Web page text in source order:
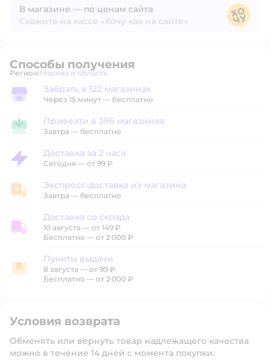
В магазине — по ценам сайта
Скажите на кассе «Хочу как на сайте»
Способы получения
Регион: Выбор адреса доставки.
Москва и область
Забрать в магазине
Забрать в 122 магазинах
Через 15 минут — бесплатно
Привезти в магазин
Привезти в 396 магазинов
Завтра — бесплатно
Доставка за 2 часа
Доставка за 2 часа
Сегодня — от 99 ₽
Экспресс-доставка из магазина
Экспресс-доставка из магазина
Завтра — бесплатно
Доставка со склада
Доставка со склада
10 августа — от 149 ₽
Бесплатно — от 2 000 ₽
Пункты выдачи
Пункты выдачи
8 августа — от 99 ₽
Бесплатно — от 2 000 ₽
Условия возврата
Обменять или вернуть товар надлежащего качества
можно в течение 14 дней с момента покупки.